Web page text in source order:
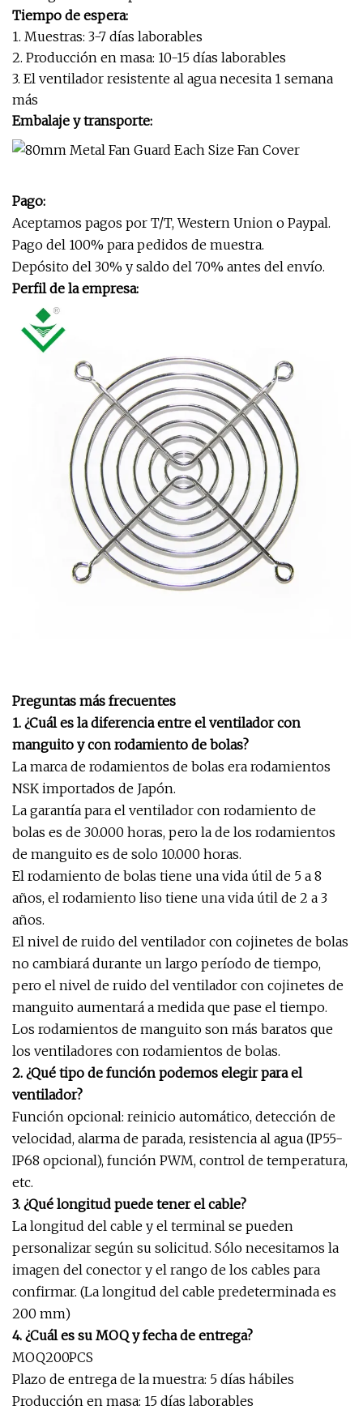
Tiempo de espera:
1. Muestras: 3-7 días laborables
2. Producción en masa: 10-15 días laborables
3. El ventilador resistente al agua necesita 1 semana
más
Embalaje y transporte:
Pago:
Aceptamos pagos por T/T, Western Union o Paypal.
Pago del 100% para pedidos de muestra.
Depósito del 30% y saldo del 70% antes del envío.
Perfil de la empresa:
Preguntas más frecuentes
1. ¿Cuál es la diferencia entre el ventilador con
manguito y con rodamiento de bolas?
La marca de rodamientos de bolas era rodamientos
NSK importados de Japón.
La garantía para el ventilador con rodamiento de
bolas es de 30.000 horas, pero la de los rodamientos
de manguito es de solo 10.000 horas.
El rodamiento de bolas tiene una vida útil de 5 a 8
años, el rodamiento liso tiene una vida útil de 2 a 3
años.
El nivel de ruido del ventilador con cojinetes de bolas
no cambiará durante un largo período de tiempo,
pero el nivel de ruido del ventilador con cojinetes de
manguito aumentará a medida que pase el tiempo.
Los rodamientos de manguito son más baratos que
los ventiladores con rodamientos de bolas.
2. ¿Qué tipo de función podemos elegir para el
ventilador?
Función opcional: reinicio automático, detección de
velocidad, alarma de parada, resistencia al agua (IP55-
IP68 opcional), función PWM, control de temperatura,
etc.
3. ¿Qué longitud puede tener el cable?
La longitud del cable y el terminal se pueden
personalizar según su solicitud. Sólo necesitamos la
imagen del conector y el rango de los cables para
confirmar. (La longitud del cable predeterminada es
200 mm)
4. ¿Cuál es su MOQ y fecha de entrega?
MOQ200PCS
Plazo de entrega de la muestra: 5 días hábiles
Producción en masa: 15 días laborables